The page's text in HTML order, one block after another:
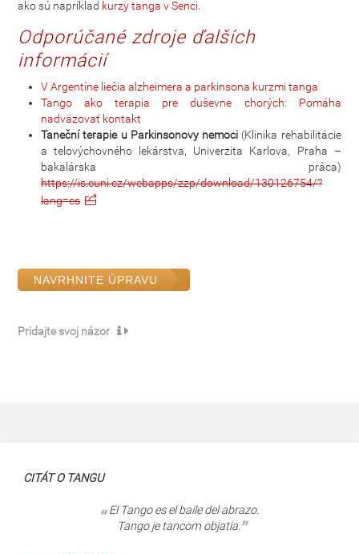
ako sú napríklad kurzy tanga v Senci.
Odporúčané zdroje ďalších
informácií
V Argentíne liečia alzheimera a parkinsona kurzmi tanga
Tango ako terapia pre duševne chorých: Pomáha
nadväzovať kontakt
Taneční terapie u Parkinsonovy nemoci (Klinika rehabilitácie
a telovýchovného lekárstva, Univerzita Karlova, Praha –
bakalárska práca)
https://is.cuni.cz/webapps/zzp/download/130126754/?
lang=cs
NAVRHNITE ÚPRAVU
Pridajte svoj názor
CITÁT O TANGU
El Tango es el baile del abrazo.
Tango je tancom objatia.